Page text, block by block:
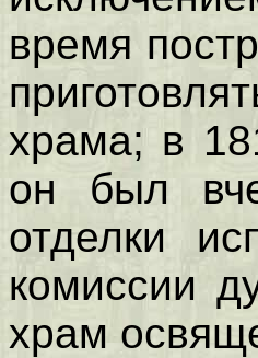
время
храма; в
он был
отделки
комиссии
храм